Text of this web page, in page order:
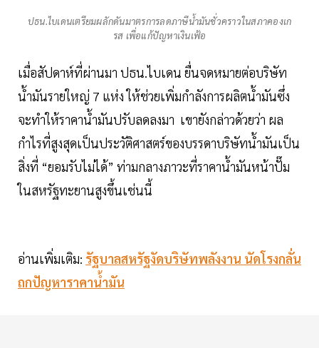
ปธน.ไบเดนเตรียมผลักดันมาตรการลดภาษีน้ำมันชั่วคราวในสภาคองเก
รส เพื่อแก้ปัญหาเงินเฟ้อ
เมื่อสัปดาห์ที่ผ่านมา ปธน.ไบเดน ยื่นจดหมายต่อบริษัท
น้ำมันรายใหญ่ 7 แห่ง ให้ช่วยเพิ่มกำลังการผลิตน้ำมันซึ่ง
จะทำให้ราคาน้ำมันปรับลดลงมา เขายังกล่าวด้วยว่า ผล
กำไรที่สูงสุดเป็นประวัติศาสตร์ของบรรดาบริษัทน้ำมันเป็น
สิ่งที่ “ยอมรับไม่ได้” ท่ามกลางภาวะที่ราคาน้ำมันหน้าปั๊ม
ในสหรัฐทะยานสูงขึ้นเช่นนี้
อ่านเพิ่มเติม: รัฐบาลสหรัฐงัดบริษัทพลังงาน นัดโรงกลั่น
ถกปัญหาราคาน้ำมัน